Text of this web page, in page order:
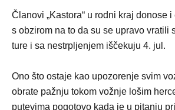
Članovi „Kastora“ u rodni kraj donose
s obzirom na to da su se upravo vratili
ture i sa nestrpljenjem iščekuju 4. jul.
Ono što ostaje kao upozorenje svim
obrate pažnju tokom vožnje lošim
putevima pogotovo kada je u pitanju